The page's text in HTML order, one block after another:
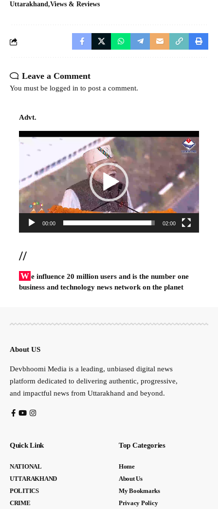
Uttarakhand Views & Reviews
Leave a Comment
You must be logged in to post a comment.
Advt.
Video
00:00 02:00
//
W e influence 20 million users and is the number one
business and technology news network on the planet
About US
Devbhoomi Media is a leading, unbiased digital news
platform dedicated to delivering authentic, progressive,
and impactful news from Uttarakhand and beyond.
Quick Link
NATIONAL
UTTARAKHAND
POLITICS
CRIME
Top Categories
Home
About Us
My Bookmarks
Privacy Policy